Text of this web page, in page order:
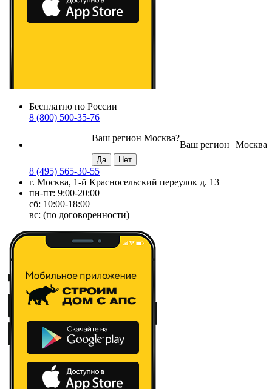
Бесплатно по России
8 (800) 500-35-76
Москва
Ваш регион
Ваш регион Москва?
8 (495) 565-30-55
г. Москва, 1-й Красносельский переулок д. 13
пн-пт: 9:00-20:00
сб: 10:00-18:00
вс: (по договоренности)